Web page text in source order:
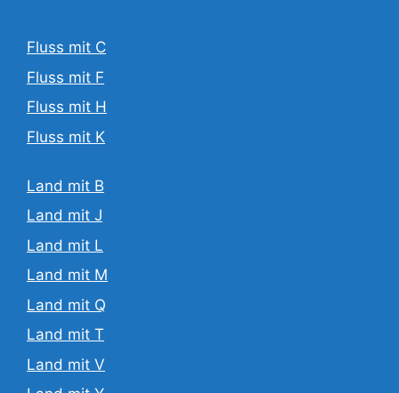
Fluss mit C
Fluss mit F
Fluss mit H
Fluss mit K
Land mit B
Land mit J
Land mit L
Land mit M
Land mit Q
Land mit T
Land mit V